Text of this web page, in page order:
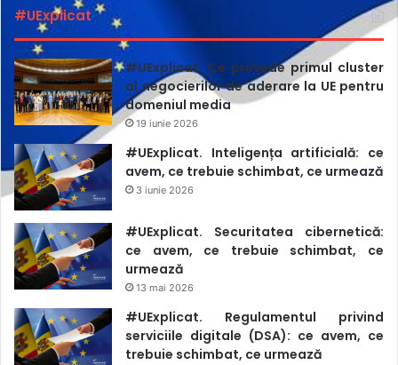
#UExplicat
#UExplicat. Ce prevede primul cluster
al negocierilor de aderare la UE pentru
domeniul media
19 iunie 2026
#UExplicat. Inteligența artificială: ce
avem, ce trebuie schimbat, ce urmează
3 iunie 2026
#UExplicat. Securitatea cibernetică:
ce avem, ce trebuie schimbat, ce
urmează
13 mai 2026
#UExplicat. Regulamentul privind
serviciile digitale (DSA): ce avem, ce
trebuie schimbat, ce urmează